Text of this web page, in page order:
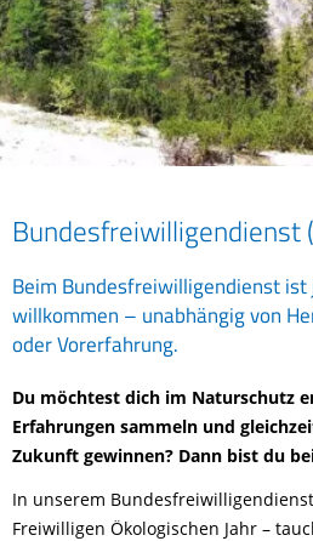
Bundesfreiwilligendienst
Beim Bundesfreiwilligendienst ist
willkommen – unabhängig von
oder Vorerfahrung.
Du möchtest dich im Naturschutz
Erfahrungen sammeln und
Zukunft gewinnen? Dann bist du
In unserem
Freiwilligen Ökologischen Jahr –